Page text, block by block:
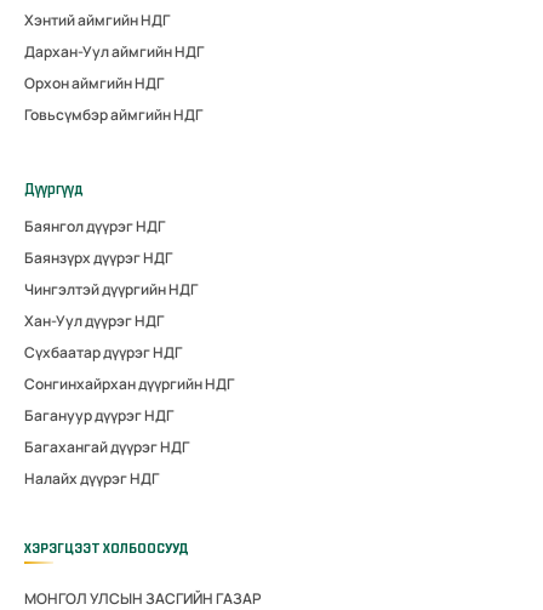
Хэнтий аймгийн НДГ
Дархан-Уул аймгийн НДГ
Орхон аймгийн НДГ
Говьсүмбэр аймгийн НДГ
Дүүргүүд
Баянгол дүүрэг НДГ
Баянзүрх дүүрэг НДГ
Чингэлтэй дүүргийн НДГ
Хан-Уул дүүрэг НДГ
Сүхбаатар дүүрэг НДГ
Сонгинхайрхан дүүргийн НДГ
Багануур дүүрэг НДГ
Багахангай дүүрэг НДГ
Налайх дүүрэг НДГ
ХЭРЭГЦЭЭТ ХОЛБООСУУД
МОНГОЛ УЛСЫН ЗАСГИЙН ГАЗАР